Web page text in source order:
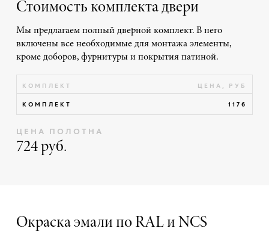
Стоимость комплекта двери
Мы предлагаем полный дверной комплект. В него
включены все необходимые для монтажа элементы,
кроме доборов, фурнитуры и покрытия патиной.
КОМПЛЕКТ ЦЕНА, РУБ
КОМПЛЕКТ 1176
ЦЕНА ПОЛОТНА
724 руб.
Окраска эмали по RAL и NCS